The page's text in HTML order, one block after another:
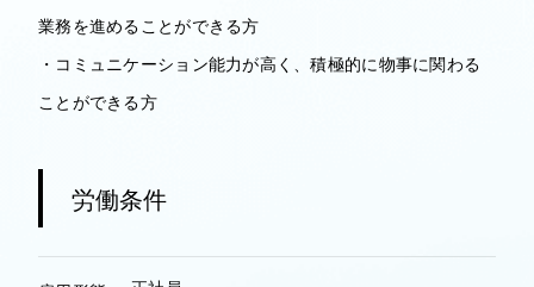
業務を進めることができる方
・コミュニケーション能力が高く、積極的に物事に関わる
ことができる方
労働条件